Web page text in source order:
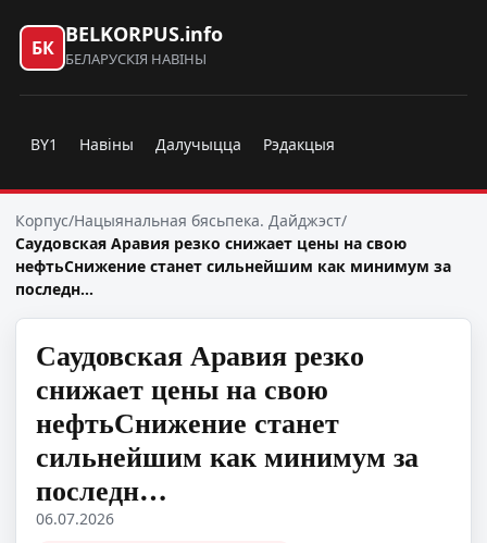
БК
BELKORPUS.info
БЕЛАРУСКІЯ НАВІНЫ
BY1 Навіны Далучыцца Рэдакцыя
Корпус/Нацыянальная бясьпека. Дайджэст/
Саудовская Аравия резко снижает цены на свою
нефтьСнижение станет сильнейшим как минимум за
последн…
Саудовская Аравия резко
снижает цены на свою
нефтьСнижение станет
сильнейшим как минимум за
последн…
06.07.2026